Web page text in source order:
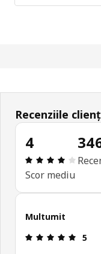
Recenziile
4
Scor mediu
Omite recenziile
Multumit
5